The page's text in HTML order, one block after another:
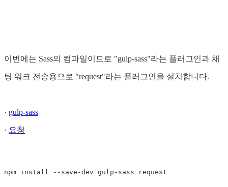
이번에는 Sass의 컴파일이므로 "gulp-sass"라는 플러그인과 채
팅 워크 전송용으로 "request"라는 플러그인을 설치합니다.
· gulp-sass
· 요청
npm install -- save -dev gulp - sass request